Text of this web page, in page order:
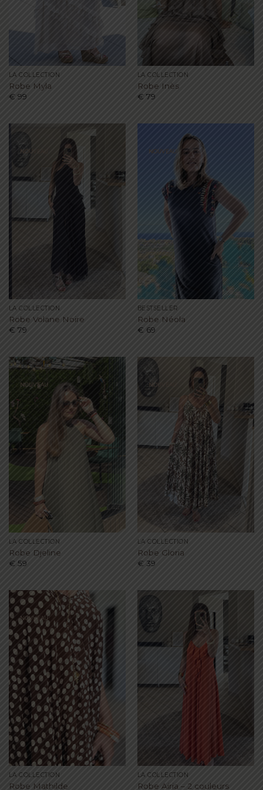
LA COLLECTION
Robe Myla
€ 99
LA COLLECTION
Robe Inès
€ 79
NOUVEAU
LA COLLECTION
Robe Volane Noire
€ 79
NOUVEAU
BESTSELLER
Robe Néola
€ 69
NOUVEAU
LA COLLECTION
Robe Djeline
€ 59
NOUVEAU
LA COLLECTION
Robe Gloria
€ 39
NOUVEAU
LA COLLECTION
Robe Mathilde
LA COLLECTION
Robe Airia – 2 couleurs